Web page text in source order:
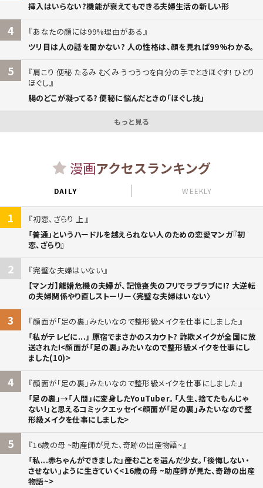
挿入はいらない?機能が衰えてもできる夫婦生活の新しい形
4
あなたの顔には99%理由がある
ツリ目は人の話を聞かない? 人の性格は、顔を見れば99%わかる。
5
肩こり 便秘 たるみ むくみ うつうつを自分の手でときほぐす! ひとり
ほぐし
腸のどこが凝ってる? 便秘に悩んだときの「ほぐし技」
もっと見る
漫画アクセスランキング
DAILY WEEKLY
1
初恋、ざらり 上
「普通」というハードルを越えられない人のための恋愛マンガ『初
恋、ざらり』
2
完璧な夫婦はいない
【マンガ】離婚危機の夫婦が、記憶喪失のフリでラブラブに!? 大逆転
の夫婦関係やり直しストーリー〈完璧な夫婦はいない〉
3
顔面が「足の裏」みたいなので整形級メイクを仕事にしました
「私がテレビに...」 原宿でまさかのスカウト? 詐欺メイクが全国に放
送された!<顔面が「足の裏」みたいなので整形級メイクを仕事にし
ました(10)>
4
顔面が「足の裏」みたいなので整形級メイクを仕事にしました
「足の裏」→「人間」に変身したYouTuber。「人生、捨てたもんじゃ
ない!」と思えるコミックエッセイ<顔面が「足の裏」みたいなので整
形級メイクを仕事にしました>
5
16歳の母 ~助産師が見た、奇跡の出産物語~
「私...赤ちゃんができました」――産むことを選んだ少女。「後悔しない・
させない」ように生きていく<16歳の母 ~助産師が見た、奇跡の出産
物語~>